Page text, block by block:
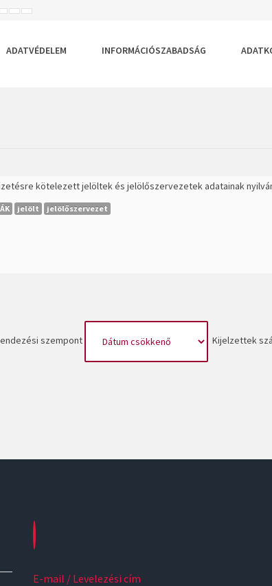
KISEBB
ALAPÉRTELMEZETT
NAGYOBB
ADATVÉDELEM INFORMÁCIÓSZABADSÁG
kötelezett jelöltek és jelölőszervezetek adatainak
jelölt jelölőszervezet
szempont Kijelzettek
E-mail / Levelezési cím